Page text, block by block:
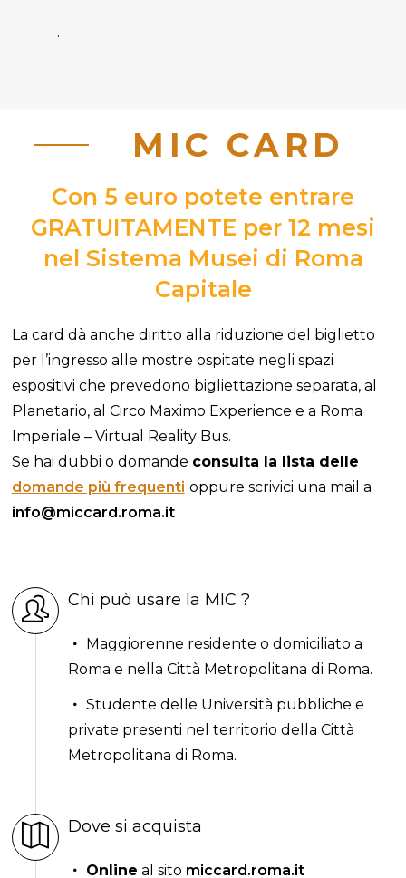
.
MIC CARD
Con 5 euro potete entrare
GRATUITAMENTE per 12 mesi
nel Sistema Musei di Roma
Capitale
La card dà anche diritto alla riduzione del biglietto
per l’ingresso alle mostre ospitate negli spazi
espositivi che prevedono bigliettazione separata, al
Planetario, al Circo Maximo Experience e a Roma
Imperiale – Virtual Reality Bus.
Se hai dubbi o domande consulta la lista delle
domande più frequenti oppure scrivici una mail a
info@miccard.roma.it
Chi può usare la MIC ?
Maggiorenne residente o domiciliato a
Roma e nella Città Metropolitana di Roma.
Studente delle Università pubbliche e
private presenti nel territorio della Città
Metropolitana di Roma.
Dove si acquista
Online al sito miccard.roma.it